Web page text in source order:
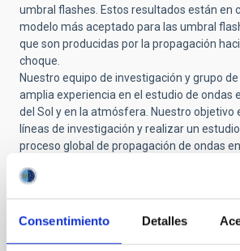
Consentimiento Detalles
umbral flashes. Estos resultados están en
modelo más aceptado para las umbral
que son producidas por la propagación
choque.
Nuestro equipo de investigación y grupo
amplia experiencia en el estudio de ondas
del Sol y en la atmósfera. Nuestro objetivo
líneas de investigación y realizar un
proceso global de propagación de ondas
Proyectos relacionados